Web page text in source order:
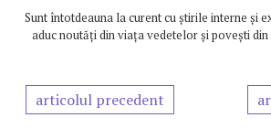
Sunt întotdeauna la curent cu știrile interne și
aduc noutăți din viața vedetelor și povești
articolul precedent